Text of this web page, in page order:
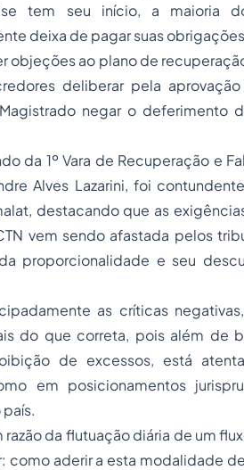
tem seu início, a maioria
deixa de pagar suas
objeções ao plano de
deliberar pela
negar o deferimento
da 1º Vara de Recuperação e
Alves Lazarini, foi
destacando que as
vem sendo afastada pelos
proporcionalidade e seu
as críticas
do que correta, pois além de
de excessos, está
em posicionamentos
da flutuação diária de um
como aderir a esta modalidade